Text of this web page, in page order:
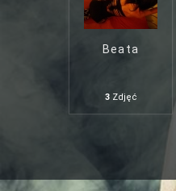
Beata
3Zdjęć